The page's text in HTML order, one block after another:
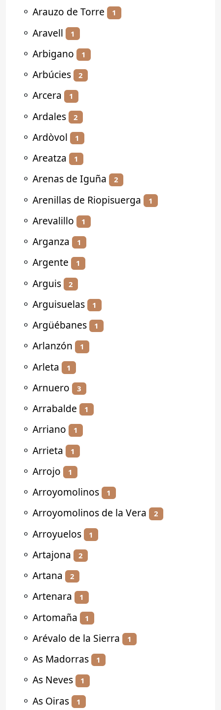
⚬ Arauzo de Torre 1
⚬ Aravell 1
⚬ Arbigano 1
⚬ Arbúcies 2
⚬ Arcera 1
⚬ Ardales 2
⚬ Ardòvol 1
⚬ Areatza 1
⚬ Arenas de Iguña 2
⚬ Arenillas de Riopisuerga 1
⚬ Arevalillo 1
⚬ Arganza 1
⚬ Argente 1
⚬ Arguis 2
⚬ Arguisuelas 1
⚬ Argüébanes 1
⚬ Arlanzón 1
⚬ Arleta 1
⚬ Arnuero 3
⚬ Arrabalde 1
⚬ Arriano 1
⚬ Arrieta 1
⚬ Arrojo 1
⚬ Arroyomolinos 1
⚬ Arroyomolinos de la Vera 2
⚬ Arroyuelos 1
⚬ Artajona 2
⚬ Artana 2
⚬ Artenara 1
⚬ Artomaña 1
⚬ Arévalo de la Sierra 1
⚬ As Madorras 1
⚬ As Neves 1
⚬ As Oiras 1